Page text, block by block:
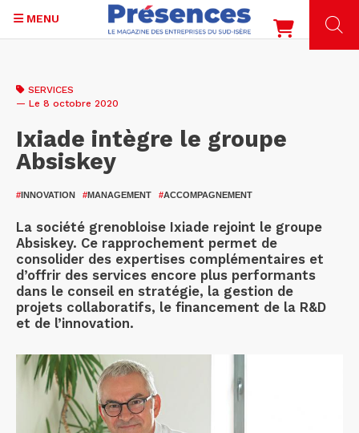
contenu
MENU
SERVICES
— Le 8 octobre 2020
Ixiade intègre le groupe
Absiskey
#INNOVATION #MANAGEMENT #ACCOMPAGNEMENT
La société grenobloise Ixiade rejoint le groupe
Absiskey. Ce rapprochement permet de
consolider des expertises complémentaires et
d’offrir des services encore plus performants
dans le conseil en stratégie, la gestion de
projets collaboratifs, le financement de la R&D
et de l’innovation.